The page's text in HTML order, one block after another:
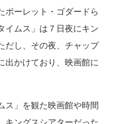
ポーレット・ゴダードら
イムス」は７日夜にキン
だし、その夜、チャップ
出かけており、映画館に
ス」を観た映画館や時間